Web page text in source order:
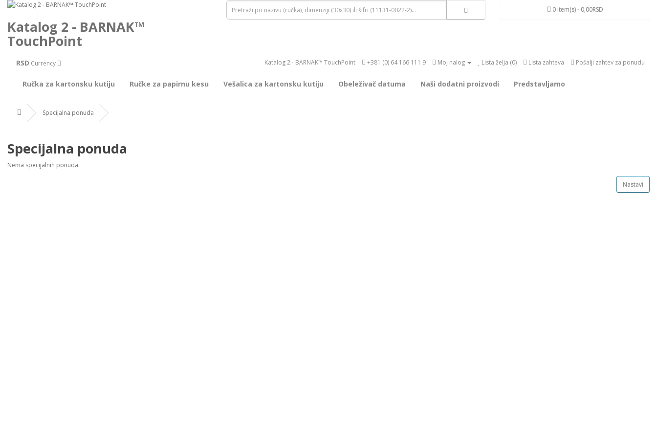
Katalog 2 - BARNAK™
TouchPoint
0 item(s) - 0,00RSD
RSD Currency Katalog 2 - BARNAK™ TouchPoint +381 (0) 64 166 111 9 Moj nalog Lista želja (0) Lista zahteva Pošalji zahtev za ponudu
Ručka za kartonsku kutiju Ručke za papirnu kesu Vešalica za kartonsku kutiju Obeleživač datuma Naši dodatni proizvodi Predstavljamo
Specijalna ponuda
Specijalna ponuda
Nema specijalnih ponuda.
Nastavi